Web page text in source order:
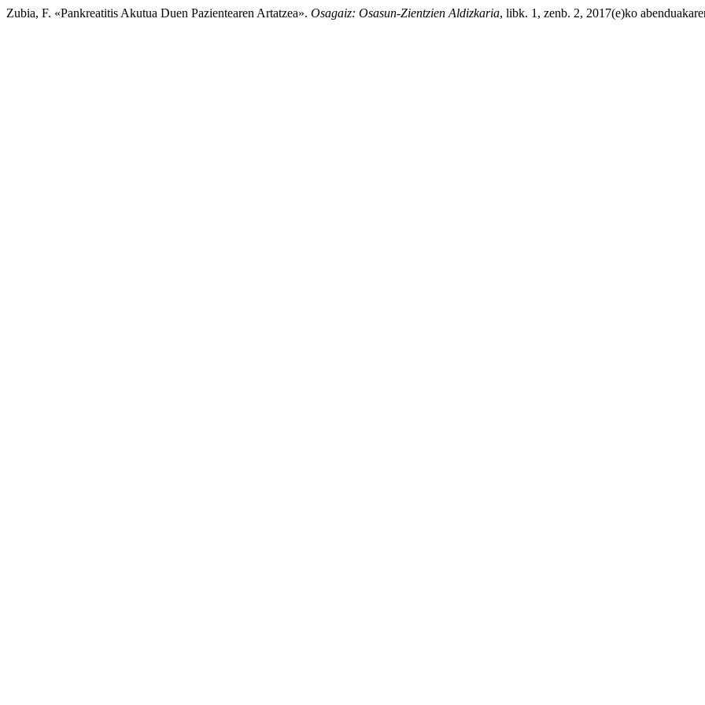
Zubia, F. «Pankreatitis Akutua Duen Pazientearen Artatzea». Osagaiz: Osasun-Zientzien Aldizkaria, libk. 1, zenb. 2, 2017(e)ko